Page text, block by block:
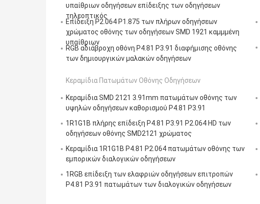
υπαίθριων οδηγήσεων επίδειξης των οδηγήσεων
τηλεοπτικός
Επίδειξη P2.064 P1.875 των πλήρων οδηγήσεων
χρώματος οθόνης των οδηγήσεων SMD 1921 καμμμένη
υπαίθριων
RGB αδιάβροχη οθόνη P4.81 P3.91 διαφήμισης οθόνης
των δημιουργικών μαλακών οδηγήσεων
Κεραμίδια Πατωμάτων Οθόνης Οδηγήσεων
Κεραμίδια SMD 2121 3.91mm πατωμάτων οθόνης των
υψηλών οδηγήσεων καθορισμού P4.81 P3.91
1R1G1B πλήρης επίδειξη P4.81 P3.91 P2.064 HD των
οδηγήσεων οθόνης SMD2121 χρώματος
Κεραμίδια 1R1G1B P4.81 P2.064 πατωμάτων οθόνης των
εμπορικών διαλογικών οδηγήσεων
1RGB επίδειξη των ελαφριών οδηγήσεων επιτροπών
P4.81 P3.91 πατωμάτων των διαλογικών οδηγήσεων